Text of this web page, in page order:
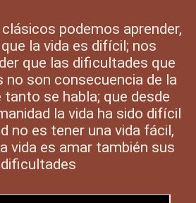
podemos aprender,
la vida es difícil; nos
que las dificultades que
son consecuencia de la
tanto se habla; que desde
la vida ha sido difícil
no es tener una vida fácil,
vida es amar también sus
dificultades